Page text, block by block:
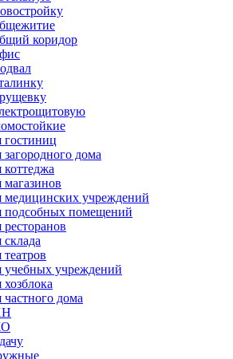
коридор
гостиниц
дома
магазинов
медицинских учреждений
подсобных помещений
учебных учреждений
дома